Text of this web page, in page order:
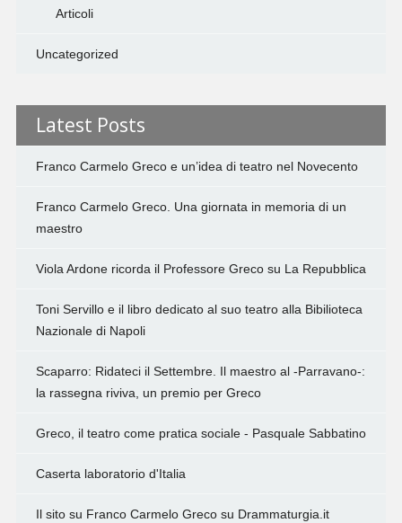
Articoli
Uncategorized
Latest Posts
Franco Carmelo Greco e un’idea di teatro nel Novecento
Franco Carmelo Greco. Una giornata in memoria di un
maestro
Viola Ardone ricorda il Professore Greco su La Repubblica
Toni Servillo e il libro dedicato al suo teatro alla Bibilioteca
Nazionale di Napoli
Scaparro: Ridateci il Settembre. Il maestro al -Parravano-:
la rassegna riviva, un premio per Greco
Greco, il teatro come pratica sociale - Pasquale Sabbatino
Caserta laboratorio d'Italia
Il sito su Franco Carmelo Greco su Drammaturgia.it